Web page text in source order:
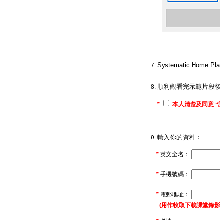
Systematic Home
順利觀看完示範片段
* 本人清楚及同意
輸入你的資料：
* 英文全名：
* 手機號碼：
* 電郵地址：
(用作收取下載課堂錄